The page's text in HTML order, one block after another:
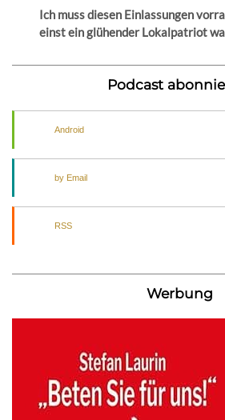
Ich muss diesen Einlassungen
einst ein glühender Lokalpatriot
Podcast
Android
by Email
RSS
Werbung